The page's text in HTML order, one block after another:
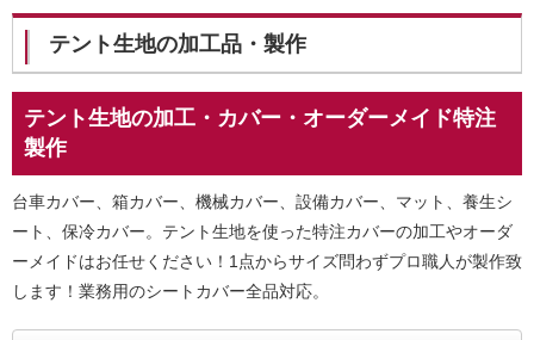
テント生地の加工品・製作
テント生地の加工・カバー・オーダーメイド特注
製作
台車カバー、箱カバー、機械カバー、設備カバー、マット、養生シ
ート、保冷カバー。テント生地を使った特注カバーの加工やオーダ
ーメイドはお任せください！1点からサイズ問わずプロ職人が製作致
します！業務用のシートカバー全品対応。